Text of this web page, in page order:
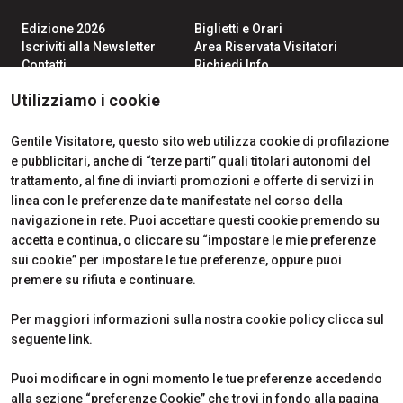
Utilizziamo i cookie
Gentile Visitatore, questo sito web utilizza cookie di profilazione
e pubblicitari, anche di “terze parti” quali titolari autonomi del
trattamento, al fine di inviarti promozioni e offerte di servizi in
linea con le preferenze da te manifestate nel corso della
navigazione in rete. Puoi accettare questi cookie premendo su
accetta e continua, o cliccare su “impostare le mie preferenze
sui cookie” per impostare le tue preferenze, oppure puoi
premere su rifiuta e continuare.
Per maggiori informazioni sulla nostra cookie policy clicca sul
seguente link.
Puoi modificare in ogni momento le tue preferenze accedendo
alla sezione “preferenze Cookie” che trovi in fondo alla pagina
Edizione 2026
Iscriviti alla Newsletter
Contatti
Biglietti e Orari
Area Riservata Visitatori
Richiedi Info
Richiedi un preventivo
Info Utili per Esporre
CERTIFICATIONS